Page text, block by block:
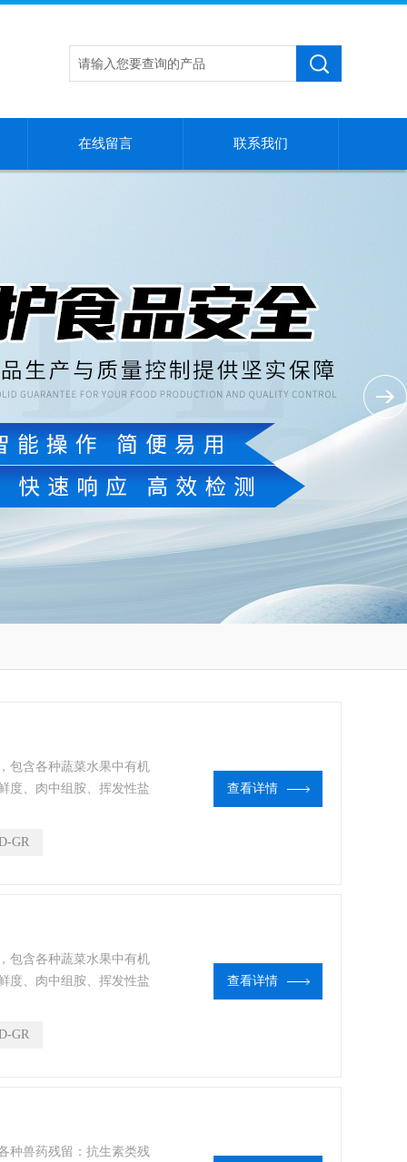
在线留言 联系我们
包含各种蔬菜水果中有机
度、肉中组胺、挥发性盐
安全快速检测分析设
GR
查看详情
包含各种蔬菜水果中有机
度、肉中组胺、挥发性盐
安全快速检测分析设
GR
查看详情
种兽药残留：抗生素类残